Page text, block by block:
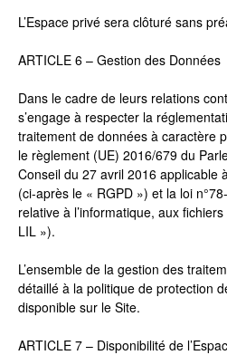
L’Espace privé sera clôturé sans
ARTICLE 6 – Gestion des Données
Dans le cadre de leurs relations
s’engage à respecter la
traitement de données à caractère
le règlement (UE) 2016/679 du
Conseil du 27 avril 2016 applicable
(ci-après le « RGPD ») et la loi
relative à l’informatique, aux
LIL »).
L’ensemble de la gestion des
détaillé à la politique de protection
disponible sur le Site.
ARTICLE 7 – Disponibilité de